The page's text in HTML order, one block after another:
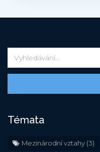
Témata
Mezinárodní vztahy (3)